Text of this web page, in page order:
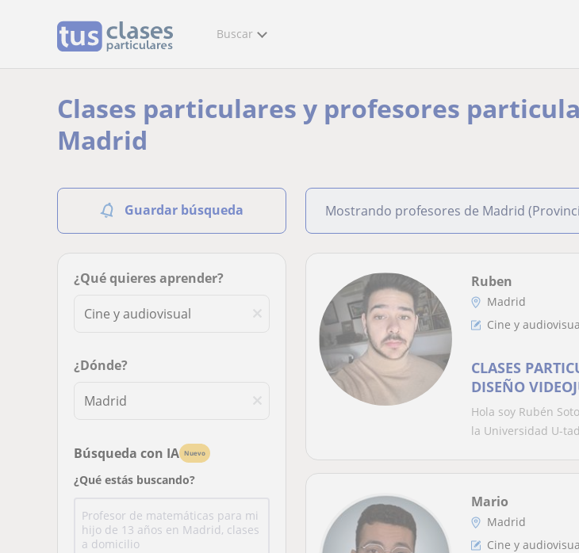
Buscar
Clases particulares y profesores
Madrid
Guardar búsqueda
¿Qué quieres aprender?
¿Dónde?
Búsqueda con IA Nuevo
¿Qué estás buscando?
Mostrando profesores de Madrid
Ruben
Madrid
Cine y
CLASES
DISEÑO
Hola soy Rubén
la Universidad U-
Mario
Madrid
Cine y